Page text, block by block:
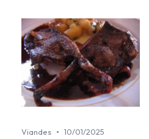
Viandes • 10/01/2025